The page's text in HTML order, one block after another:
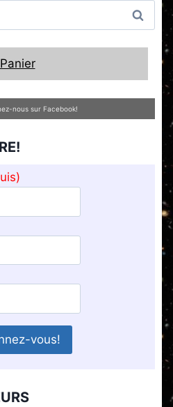
Panier
nous sur Facebook!